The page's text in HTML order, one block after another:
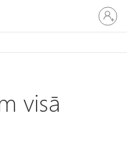
savā
kontā
visā